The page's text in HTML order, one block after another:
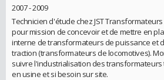
2007 - 2009
Technicien d'étude chez JST
pour mission de concevoir et de mettre en
interne de transformateurs de puissance et
traction (transformateurs de locomotives).
suivre l'industrialisation des transformateurs
en usine et si besoin sur site.